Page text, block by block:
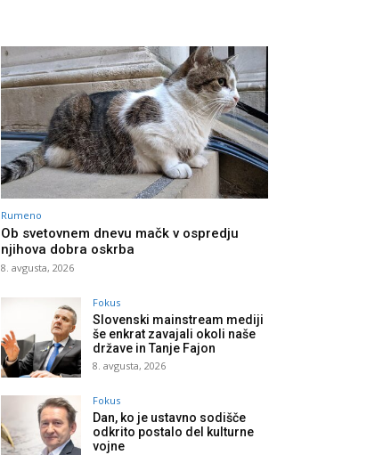
Rumeno
Ob svetovnem dnevu mačk v ospredju
njihova dobra oskrba
8. avgusta, 2026
Fokus
Slovenski mainstream mediji
še enkrat zavajali okoli naše
države in Tanje Fajon
8. avgusta, 2026
Fokus
Dan, ko je ustavno sodišče
odkrito postalo del kulturne
vojne